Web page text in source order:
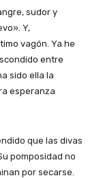
sudor y
Y,
vagón. Ya he
entre
sido ella la
esperanza
que las divas
pomposidad no
por secarse.